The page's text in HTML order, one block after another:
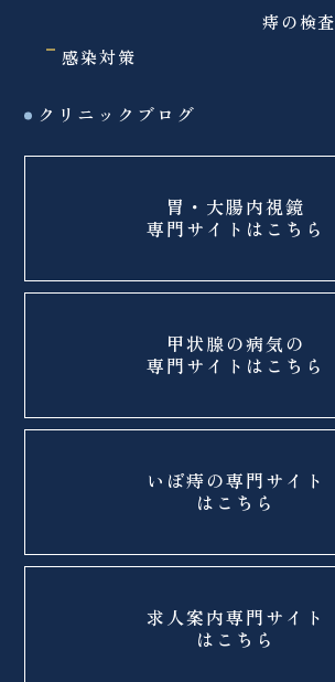
痔の検査
感染対策
クリニックブログ
胃・大腸内視鏡
専門サイトはこちら
甲状腺の病気の
専門サイトはこちら
いぼ痔の専門サイト
はこちら
求人案内専門サイト
はこちら